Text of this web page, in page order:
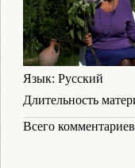
Язык: Русский
Длительность
Всего комментариев